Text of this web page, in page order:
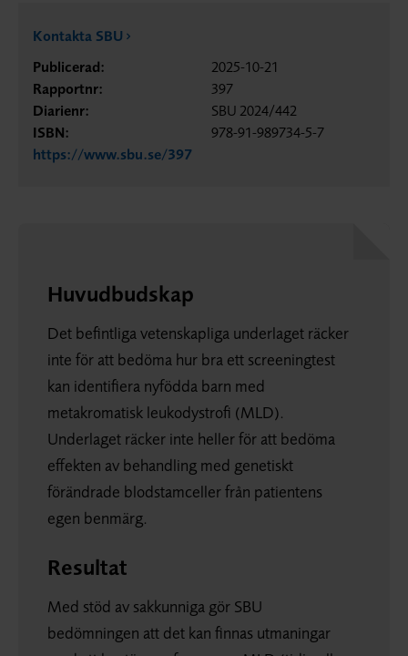
Kontakta SBU
Publicerad:
2025-10-21
Rapportnr:
397
Diarienr:
SBU 2024/442
ISBN:
978-91-989734-5-7
https://www.sbu.se/397
Huvudbudskap
Det befintliga vetenskapliga underlaget räcker
inte för att bedöma hur bra ett screeningtest
kan identifiera nyfödda barn med
metakromatisk leukodystrofi (MLD).
Underlaget räcker inte heller för att bedöma
effekten av behandling med genetiskt
förändrade blodstamceller från patientens
egen benmärg.
Resultat
Med stöd av sakkunniga gör SBU
bedömningen att det kan finnas utmaningar